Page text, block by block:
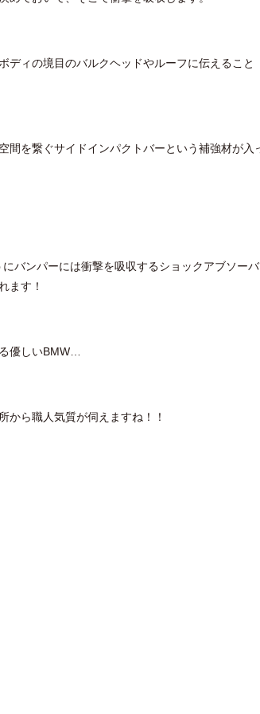
ディの境目のバルクヘッドやルーフに伝えること
間を繋ぐサイドインパクトバーという補強材が入
バンパーには衝撃を吸収するショックアブソー
ます！
優しいBMW…
から職人気質が伺えますね！！